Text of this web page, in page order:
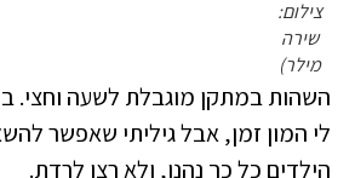
צילום:
שירה
מילר)
השהות במתקן מוגבלת לשעה וחצי.
לי המון זמן, אבל גיליתי שאפשר
הילדים כל כך נהנו, ולא רצו לרדת.